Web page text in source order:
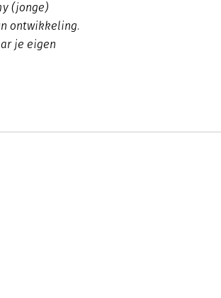
(jonge)
ontwikkeling.
je eigen